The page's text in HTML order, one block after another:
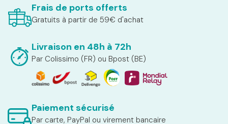
Frais de ports offerts
Gratuits à partir de 59€ d'achat
Livraison en 48h à 72h
Par Colissimo (FR) ou Bpost (BE)
Paiement sécurisé
Par carte, PayPal ou virement bancaire